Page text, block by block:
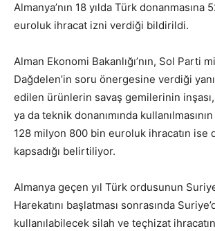
Almanya’nın 18 yılda Türk donanmasına
euroluk ihracat izni verdiği bildirildi.
Alman Ekonomi Bakanlığı’nın, Sol Parti
Dağdelen’in soru önergesine verdiği
edilen ürünlerin savaş gemilerinin inşası,
ya da teknik donanımında
128 milyon 800 bin euroluk ihracatın ise
kapsadığı belirtiliyor.
Almanya geçen yıl Türk ordusunun
Harekatını başlatması sonrasında
kullanılabilecek silah ve teçhizat